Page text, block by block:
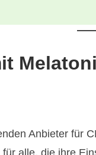
Anbieter für
alle, die ihre